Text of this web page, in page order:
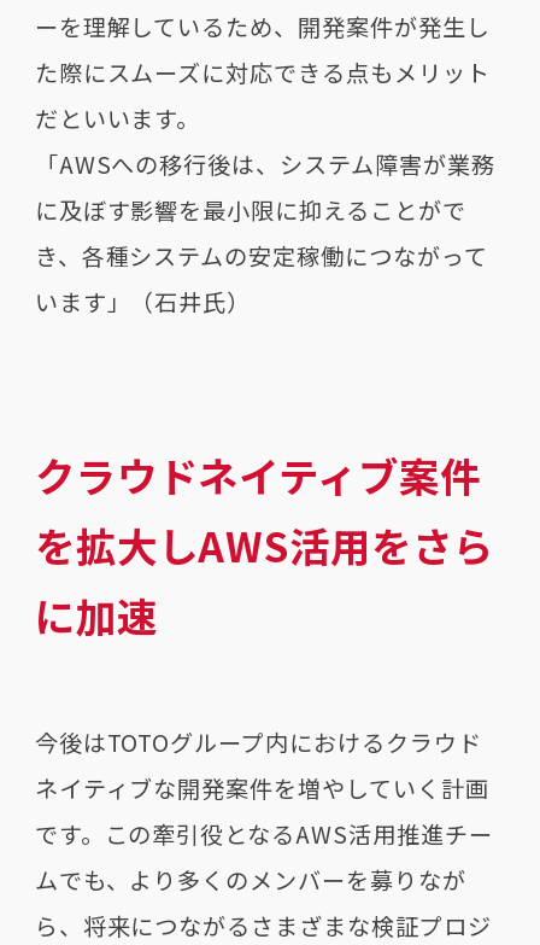
ーを理解しているため、開発案件が発生し
た際にスムーズに対応できる点もメリット
だといいます。
「AWSへの移行後は、システム障害が業務
に及ぼす影響を最小限に抑えることがで
き、各種システムの安定稼働につながって
います」（石井氏）
クラウドネイティブ案件
を拡大しAWS活用をさら
に加速
今後はTOTOグループ内におけるクラウド
ネイティブな開発案件を増やしていく計画
です。この牽引役となるAWS活用推進チー
ムでも、より多くのメンバーを募りなが
ら、将来につながるさまざまな検証プロジ